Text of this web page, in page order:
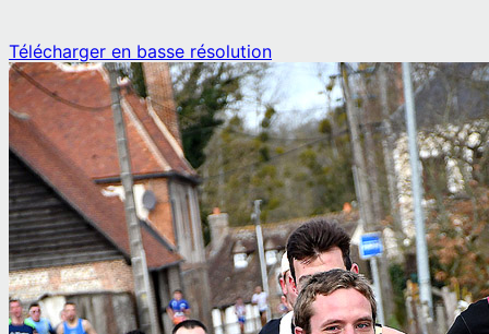
Télécharger en basse résolution